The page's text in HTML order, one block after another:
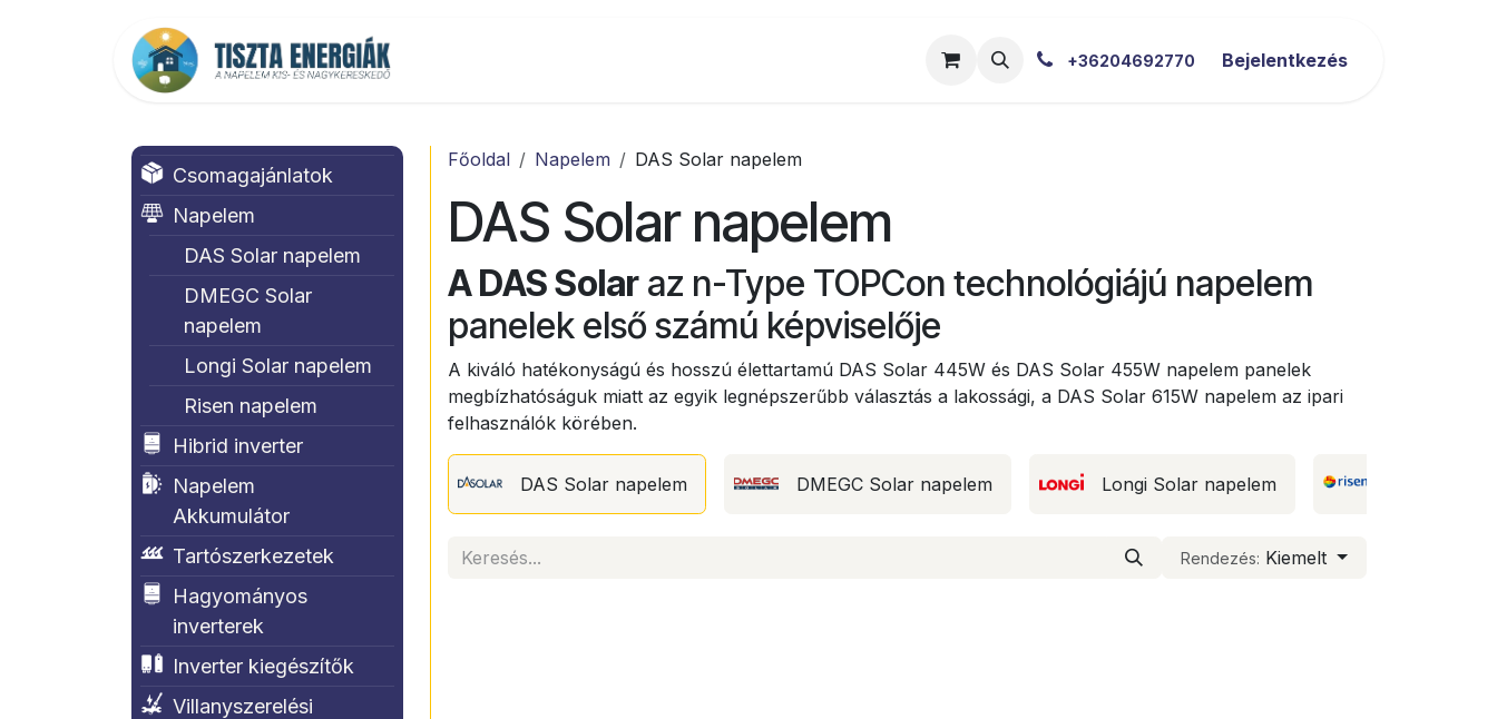
Szakértői Blog Letöltések
+36204692770 Bejelentkezés
Csomagajánlatok
Napelem
DAS Solar napelem
DMEGC Solar
napelem
Longi Solar napelem
Risen napelem
Hibrid inverter
Napelem
Akkumulátor
Tartószerkezetek
Hagyományos
inverterek
Inverter kiegészítők
Villanyszerelési
Főoldal Napelem DAS Solar napelem
DAS Solar napelem
A DAS Solar az n-Type TOPCon technológiájú napelem
panelek első számú képviselője
A kiváló hatékonyságú és hosszú élettartamú DAS Solar 445W és DAS Solar 455W napelem panelek
megbízhatóságuk miatt az egyik legnépszerűbb választás a lakossági, a DAS Solar 615W napelem az ipari
felhasználók körében.
DAS Solar napelem DMEGC Solar napelem Longi Solar napelem
Rendezés: Kiemelt